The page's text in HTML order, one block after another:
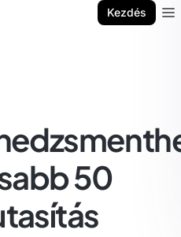
Kezdés
50